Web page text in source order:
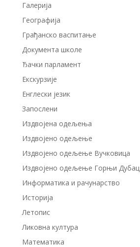
Галерија
Географија
Грађанско васпитање
Документа школе
Ђачки парламент
Екскурзије
Енглески језик
Запослени
Издвојенa одељењa
Издвојено одељење
Издвојено одељење Вучковица
Издвојено одељење Горњи Дубац
Информатика и рачунарство
Историја
Летопис
Ликовна култура
Математика